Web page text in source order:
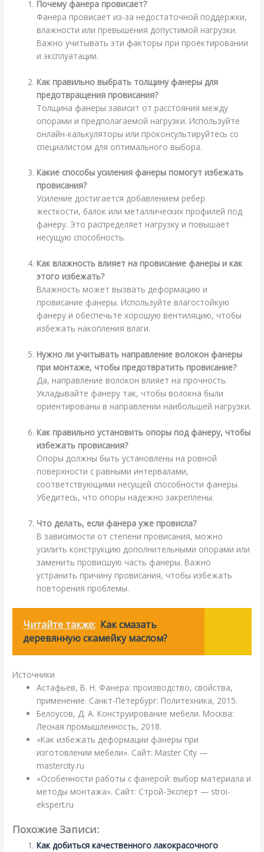
Почему фанера провисает?
Фанера провисает из-за недостаточной поддержки,
влажности или превышения допустимой нагрузки.
Важно учитывать эти факторы при проектировании
и эксплуатации.
Как правильно выбрать толщину фанеры для
предотвращения провисания?
Толщина фанеры зависит от расстояния между
опорами и предполагаемой нагрузки. Используйте
онлайн-калькуляторы или проконсультируйтесь со
специалистом для оптимального выбора.
Какие способы усиления фанеры помогут избежать
провисания?
Усиление достигается добавлением ребер
жесткости, балок или металлических профилей под
фанеру. Это распределяет нагрузку и повышает
несущую способность.
Как влажность влияет на провисание фанеры и как
этого избежать?
Влажность может вызвать деформацию и
провисание фанеры. Используйте влагостойкую
фанеру и обеспечьте хорошую вентиляцию, чтобы
избежать накопления влаги.
Нужно ли учитывать направление волокон фанеры
при монтаже, чтобы предотвратить провисание?
Да, направление волокон влияет на прочность.
Укладывайте фанеру так, чтобы волокна были
ориентированы в направлении наибольшей нагрузки.
Как правильно установить опоры под фанеру, чтобы
избежать провисания?
Опоры должны быть установлены на ровной
поверхности с равными интервалами,
соответствующими несущей способности фанеры.
Убедитесь, что опоры надежно закреплены.
Что делать, если фанера уже провисла?
В зависимости от степени провисания, можно
усилить конструкцию дополнительными опорами или
заменить провисшую часть фанеры. Важно
устранить причину провисания, чтобы избежать
повторения проблемы.
Читайте также: Как смазать
деревянную скамейку маслом?
Источники
Астафьев, В. Н. Фанера: производство, свойства,
применение. Санкт-Петербург: Политехника, 2015.
Белоусов, Д. А. Конструирование мебели. Москва:
Лесная промышленность, 2018.
«Как избежать деформации фанеры при
изготовлении мебели». Сайт: Master City —
mastercity.ru
«Особенности работы с фанерой: выбор материала и
методы монтажа». Сайт: Строй-Эксперт — stroi-
ekspert.ru
Похожие Записи:
Как добиться качественного лакокрасочного